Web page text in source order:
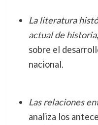
La literatura
actual de historia
sobre el
nacional.
Las relaciones
analiza los